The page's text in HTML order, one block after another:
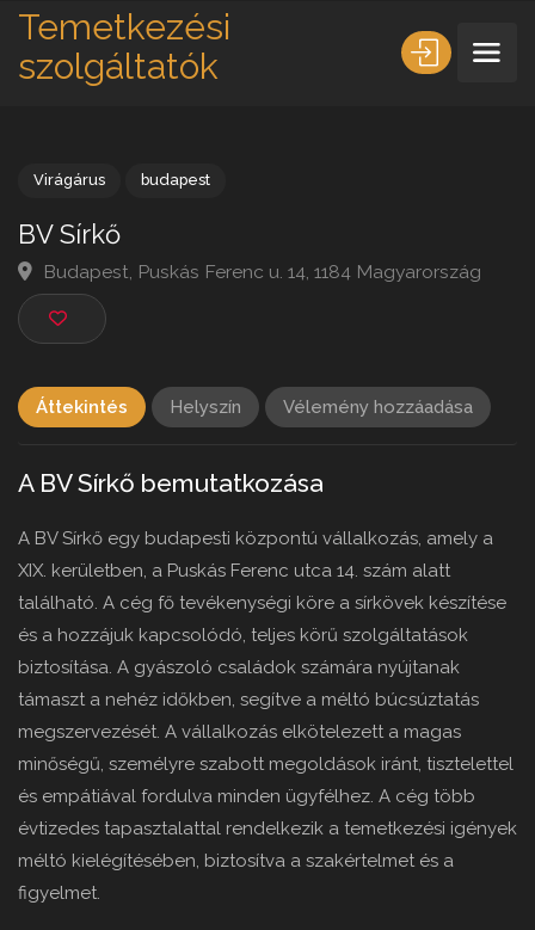
Temetkezési
szolgáltatók
BV Sírkő
Budapest, Puskás Ferenc u. 14, 1184 Magyarország
Áttekintés Helyszín Vélemény hozzáadása
A BV Sírkő bemutatkozása
A BV Sírkő egy budapesti központú vállalkozás, amely a
XIX. kerületben, a Puskás Ferenc utca 14. szám alatt
található. A cég fő tevékenységi köre a sírkövek készítése
és a hozzájuk kapcsolódó, teljes körű szolgáltatások
biztosítása. A gyászoló családok számára nyújtanak
támaszt a nehéz időkben, segítve a méltó búcsúztatás
megszervezését. A vállalkozás elkötelezett a magas
minőségű, személyre szabott megoldások iránt, tisztelettel
és empátiával fordulva minden ügyfélhez. A cég több
évtizedes tapasztalattal rendelkezik a temetkezési igények
méltó kielégítésében, biztosítva a szakértelmet és a
figyelmet.